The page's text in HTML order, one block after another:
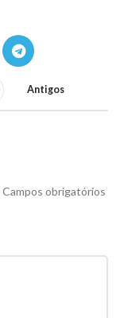
Antigos
Campos obrigatórios